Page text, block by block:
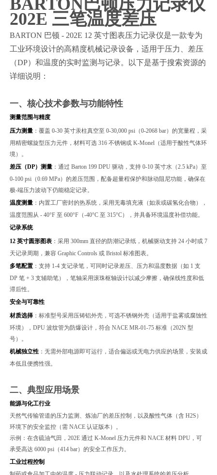
202E 三笔温度差压
BARTON 巴顿 - 202E 12 英寸图表压力记录仪是一款专为
工业环境设计的高精度机械记录设备，适用于压力、差压
（DP）和温度的实时监测与记录。以下是基于搜索资源的
详细说明：
一、核心技术参数与功能特性
测量范围与精度
压力测量 ：覆盖 0-30 英寸汞柱真空至 0-30,000 psi（0-2068 bar）的宽量程，采
用精密螺旋型压力元件，材料可选 316 不锈钢或 K-Monel（适用于酸性气体环
境）。
差压（DP）测量 ：通过 Barton 199 DPU 驱动，支持 0-10 英寸水（2.5 kPa）至
0-100 psi（0.69 MPa）的差压范围，配备超量程保护和脉动阻尼功能，确保在
极-端压力波动下仍能稳定记录。
温度测量 ：内置工厂密封的热系统，采用无毒填充液（如汞或碳氢化合物），
温度范围从 - 40°F 至 600°F（-40°C 至 315°C），并具备环境温度补偿功能。
记录系统
12 英寸圆形图表 ：采用 300mm 直径的防潮记录纸，机械驱动支持 24 小时或 7
天记录周期，兼容 Graphic Controls 或 Bristol 标准图表。
多笔配置 ：支持 1-4 支记录笔，可同时记录差压、压力和温度数据（如 1 支
DP 笔 + 3 支辅助笔），笔轴采用滚珠枢轴设计以减少摩擦，确保线性度和低
滞后性。
安全与可靠性
材质选择 ：标准型号采用压铸铝外壳，可选不锈钢外壳（适用于盐雾或腐蚀性
环境），DPU 波纹管为防爆设计，符合 NACE MR-01-75 标准（202N 型
号）。
机械独立性 ：无需外部电源即可运行，适合偏远或无电力供应的场景，安装成
本低且便携性强。
二、典型应用场景
能源与化工行业
天然气传输管道的压力监测、炼油厂的差压控制，以及酸性气体（含 H2S）
环境下的安全监控（需 NACE 认证版本）。
示例：在含硫油气田，202E 通过 K-Monel 压力元件和 NACE 材料 DPU，可
承受高达 6000 psi（414 bar）的安全工作压力。
工业过程控制